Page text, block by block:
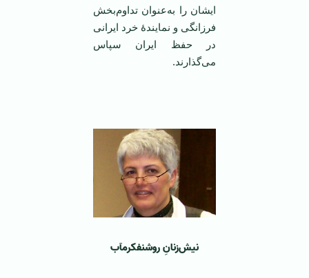
ایشان را به‌عنوان تداوم‌بخش
فرزانگی و نمایندۀ خرد ایرانی
در حفظ ایران سپاس
می‌گذارند.
نیش‌زنانِ روشنفکرمآب